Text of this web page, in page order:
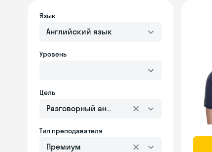
Язык
Английский язык
Уровень
Цель
Разговорный английский
Тип преподавателя
Премиум